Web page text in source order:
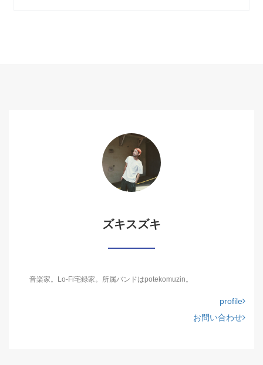
ズキスズキ
音楽家。Lo-Fi宅録家。所属バンドはpotekomuzin。
profile
お問い合わせ